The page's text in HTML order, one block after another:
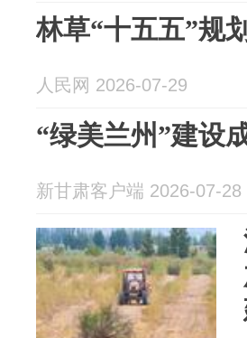
林草“十五五”规
人民网 2026-07-29
“绿美兰州”建设
新甘肃客户端 2026-07-28